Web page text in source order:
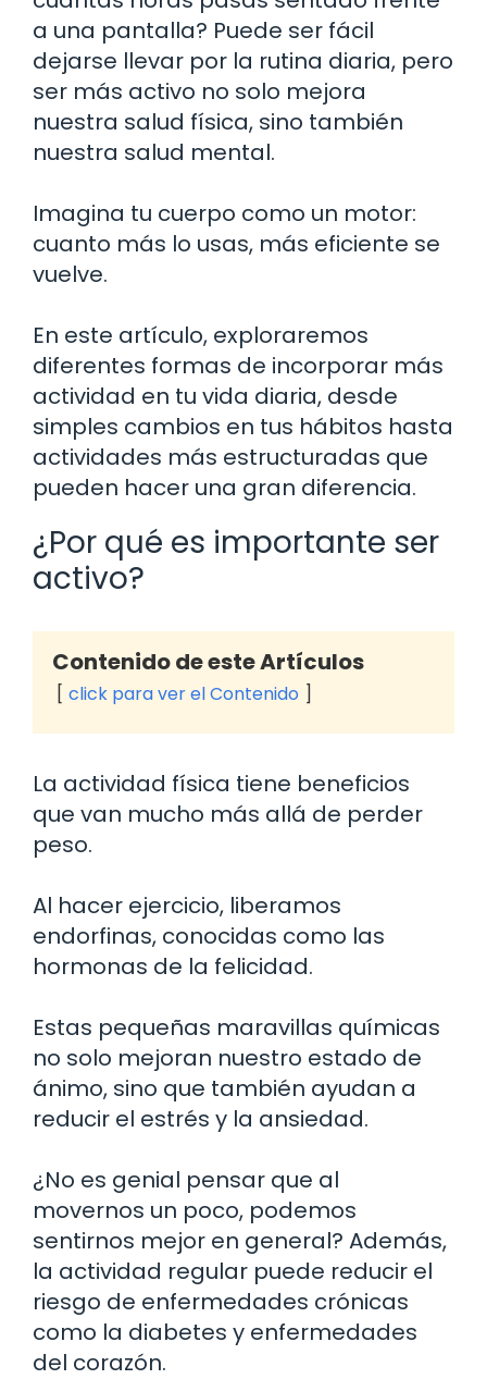
a una pantalla? Puede ser fácil
dejarse llevar por la rutina diaria, pero
ser más activo no solo mejora
nuestra salud física, sino también
nuestra salud mental.
Imagina tu cuerpo como un motor:
cuanto más lo usas, más eficiente se
vuelve.
En este artículo, exploraremos
diferentes formas de incorporar más
actividad en tu vida diaria, desde
simples cambios en tus hábitos hasta
actividades más estructuradas que
pueden hacer una gran diferencia.
¿Por qué es importante ser
activo?
Contenido de este Artículos
click para ver el Contenido
La actividad física tiene beneficios
que van mucho más allá de perder
peso.
Al hacer ejercicio, liberamos
endorfinas, conocidas como las
hormonas de la felicidad.
Estas pequeñas maravillas químicas
no solo mejoran nuestro estado de
ánimo, sino que también ayudan a
reducir el estrés y la ansiedad.
¿No es genial pensar que al
movernos un poco, podemos
sentirnos mejor en general? Además,
la actividad regular puede reducir el
riesgo de enfermedades crónicas
como la diabetes y enfermedades
del corazón.